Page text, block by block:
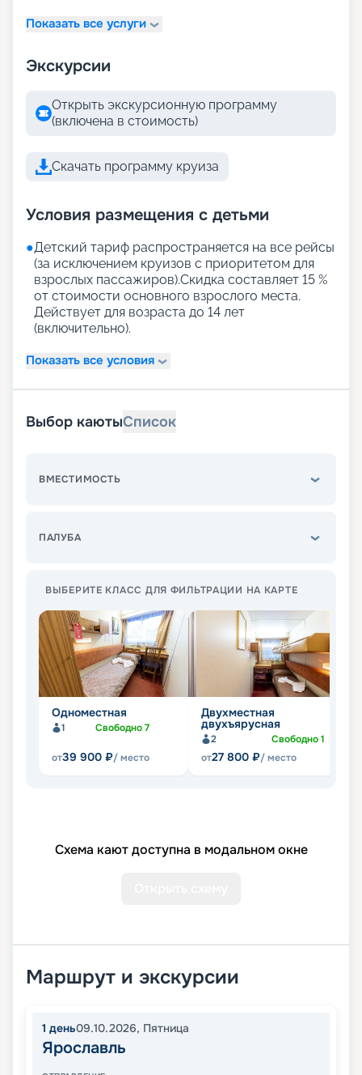
Показать все услуги
Экскурсии
Открыть экскурсионную программу
(включена в стоимость)
Скачать программу круиза
Условия размещения с детьми
●Детский тариф распространяется на все рейсы
(за исключением круизов с приоритетом для
взрослых пассажиров).Скидка составляет 15 %
от стоимости основного взрослого места.
Действует для возраста до 14 лет
(включительно).
Показать все условия
Выбор каютыСписок
ВМЕСТИМОСТЬ
ПАЛУБА
ВЫБЕРИТЕ КЛАСС ДЛЯ ФИЛЬТРАЦИИ НА КАРТЕ
Одноместная
1 Свободно7
от39 900 ₽/ место
Двухместная
двухъярусная
2 Свободно1
от27 800 ₽/ место
Схема кают доступна в модальном окне
Маршрут и экскурсии
1 день09.10.2026, Пятница
Ярославль